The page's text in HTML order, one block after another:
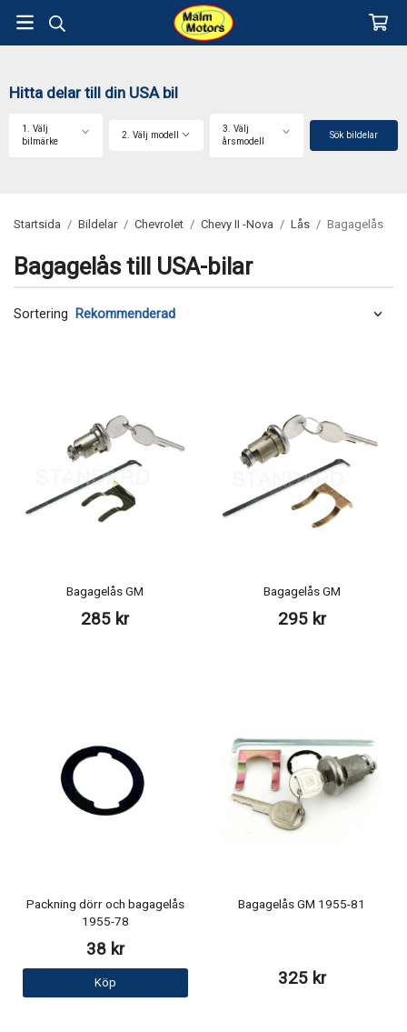
Hitta delar till din USA bil
1. Välj
bilmärke
2. Välj modell
3. Välj
årsmodell
Sök bildelar
Startsida / Bildelar / Chevrolet / Chevy II -Nova / Lås / Bagagelås
Bagagelås till USA-bilar
Sortering
Bagagelås GM
285 kr
Bagagelås GM
295 kr
Packning dörr och bagagelås
1955-78
38 kr
Köp
Bagagelås GM 1955-81
325 kr